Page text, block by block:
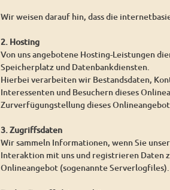
Wir weisen darauf hin, dass die
2. Hosting
Von uns angebotene Hosting-Leistungen
Speicherplatz und Datenbankdiensten.
Hierbei verarbeiten wir Bestandsdaten,
Interessenten und Besuchern dieses
Zurverfügungstellung dieses
3. Zugriffsdaten
Wir sammeln Informationen, wenn Sie
Interaktion mit uns und registrieren Daten
Onlineangebot (sogenannte Serverlogfiles).